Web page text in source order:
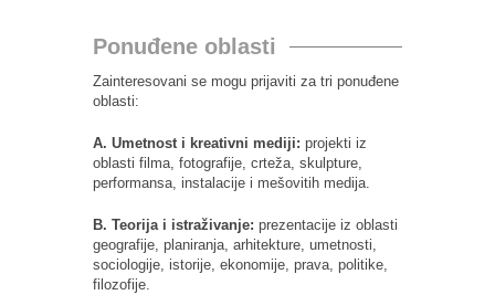
Ponuđene oblasti
Zainteresovani se mogu prijaviti za tri ponuđene
oblasti:
A. Umetnost i kreativni mediji: projekti iz
oblasti filma, fotografije, crteža, skulpture,
performansa, instalacije i mešovitih medija.
B. Teorija i istraživanje: prezentacije iz oblasti
geografije, planiranja, arhitekture, umetnosti,
sociologije, istorije, ekonomije, prava, politike,
filozofije.